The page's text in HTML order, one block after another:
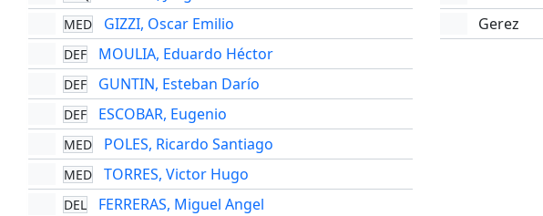
MED GIZZI, Oscar Emilio
DEF MOULIA, Eduardo Héctor
DEF GUNTIN, Esteban Darío
DEF ESCOBAR, Eugenio
MED POLES, Ricardo Santiago
MED TORRES, Victor Hugo
DEL FERRERAS, Miguel Angel
Gerez